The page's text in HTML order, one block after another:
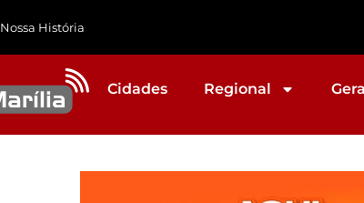
Nossa História
Cidades Regional